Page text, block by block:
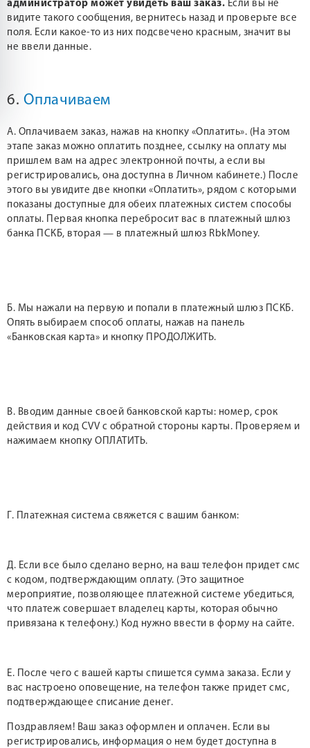
администратор может увидеть ваш заказ. Если вы не
видите такого сообщения, вернитесь назад и проверьте все
поля. Если какое-то из них подсвечено красным, значит вы
не ввели данные.
6. Оплачиваем
А. Оплачиваем заказ, нажав на кнопку «Оплатить». (На этом
этапе заказ можно оплатить позднее, ссылку на оплату мы
пришлем вам на адрес электронной почты, а если вы
регистрировались, она доступна в Личном кабинете.) После
этого вы увидите две кнопки «Оплатить», рядом с которыми
показаны доступные для обеих платежных систем способы
оплаты. Первая кнопка перебросит вас в платежный шлюз
банка ПСКБ, вторая — в платежный шлюз RbkMoney.
Б. Мы нажали на первую и попали в платежный шлюз ПСКБ.
Опять выбираем способ оплаты, нажав на панель
«Банковская карта» и кнопку ПРОДОЛЖИТЬ.
В. Вводим данные своей банковской карты: номер, срок
действия и код CVV с обратной стороны карты. Проверяем и
нажимаем кнопку ОПЛАТИТЬ.
Г. Платежная система свяжется с вашим банком:
Д. Если все было сделано верно, на ваш телефон придет смс
с кодом, подтверждающим оплату. (Это защитное
мероприятие, позволяющее платежной системе убедиться,
что платеж совершает владелец карты, которая обычно
привязана к телефону.) Код нужно ввести в форму на сайте.
Е. После чего с вашей карты спишется сумма заказа. Если у
вас настроено оповещение, на телефон также придет смс,
подтверждающее списание денег.
Поздравляем! Ваш заказ оформлен и оплачен. Если вы
регистрировались, информация о нем будет доступна в